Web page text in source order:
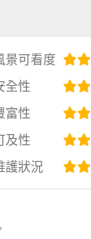
景可看度
全性
富性
及性
護狀況